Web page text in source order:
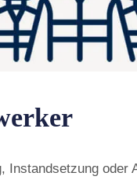
Instandsetzung oder